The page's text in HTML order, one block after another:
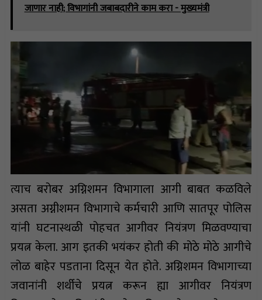
जाणार नाही; विभागांनी जबाबदारीने काम करा - मुख्यमंत्री
त्याच बरोबर अग्निशमन विभागाला आगी बाबत कळविले
असता अग्नीशमन विभागाचे कर्मचारी आणि सातपूर पोलिस
यांनी घटनास्थळी पोहचत आगीवर नियंत्रण मिळवण्याचा
प्रयत्न केला. आग इतकी भयंकर होती की मोठे मोठे आगीचे
लोळ बाहेर पडताना दिसून येत होते. अग्निशमन विभागाच्या
जवानांनी शर्थीचे प्रयत्न करून ह्या आगीवर नियंत्रण